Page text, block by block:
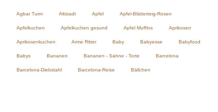
Agbar Turm Altstadt Apfel Apfel-Blätterteig-Rosen
Apfelkuchen Apfelkuchen gesund Apfel Muffins Aprikosen
Aprikosenkuchen Arme Ritter Baby Babyesse Babyfood
Babys Bananen Bananen - Sahne - Torte Barcelona
Barcelona-Diebstahl Barcelona-Reise Bällchen